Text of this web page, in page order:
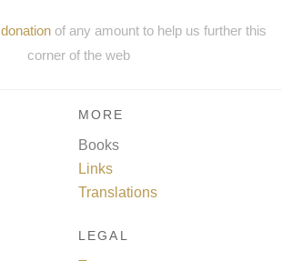
donationof any amount to help us further this
corner of the web
MORE
Books
Links
Translations
LEGAL